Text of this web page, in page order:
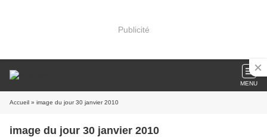
Publicité
MENU
Accueil » image du jour 30 janvier 2010
image du jour 30 janvier 2010